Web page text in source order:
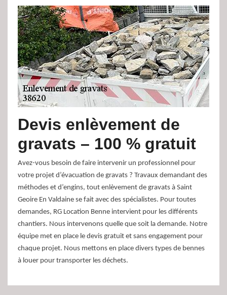
Devis enlèvement de
gravats – 100 % gratuit
Avez-vous besoin de faire intervenir un professionnel pour
votre projet d’évacuation de gravats ? Travaux demandant des
méthodes et d’engins, tout enlèvement de gravats à Saint
Geoire En Valdaine se fait avec des spécialistes. Pour toutes
demandes, RG Location Benne intervient pour les différents
chantiers. Nous intervenons quelle que soit la demande. Notre
équipe met en place le devis gratuit et sans engagement pour
chaque projet. Nous mettons en place divers types de bennes
à louer pour transporter les déchets.